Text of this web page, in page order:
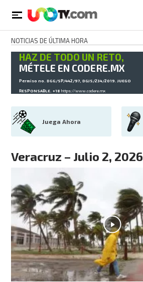
NOTICIAS DE ÚLTIMA HORA
HAZ DE TODO UN RETO,
MÉTELE EN CODERE.MX
Permiso no. DGG/SP/442/97, DGJS/234/2019. JUEGO
RESPONSABLE. +18https://www.codere.mx
Juega Ahora
Veracruz – Julio 2, 2026